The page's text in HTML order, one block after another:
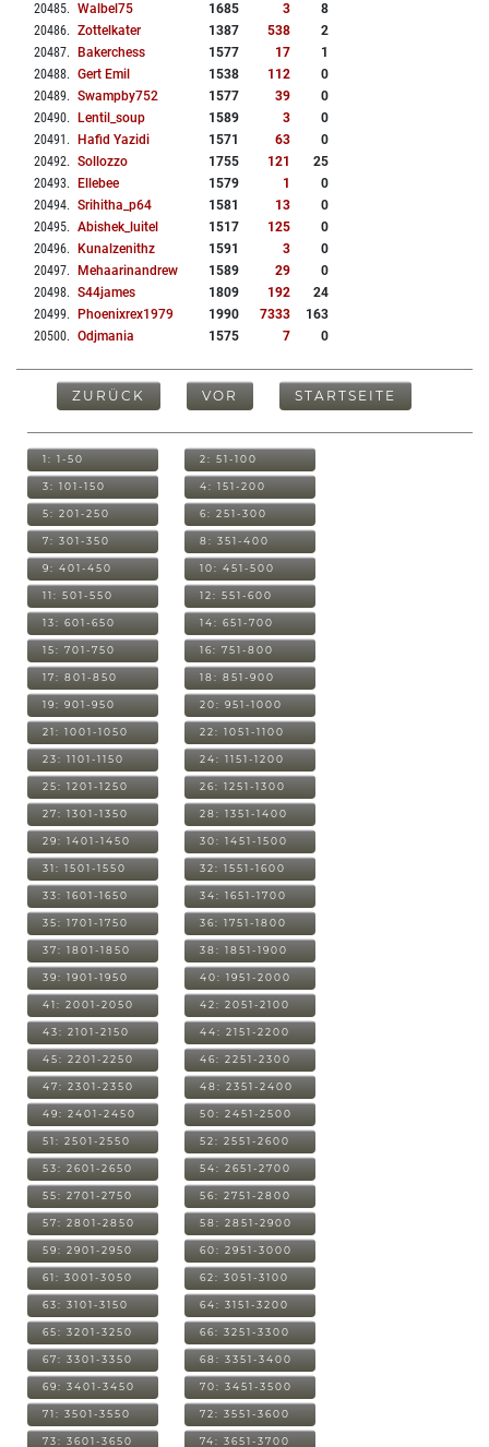
20485. Walbel75 1685 3
8
20486. Zottelkater 1387 538
2
20487. Bakerchess 1577 17
1
20488. Gert Emil 1538 112
0
20489. Swampby752 1577 39
0
20490. Lentil_soup 1589 3
0
20491 . Hafid Yazidi 1571 63
0
20492. Sollozzo 1755 121
25
20493. Ellebee 1579 1
0
20494. Srihitha_p64 1581 13
0
20495. Abishek_luitel 1517 125
0
20496. Kunalzenithz 1591 3
0
20497. Mehaarinandrew 1589 29
0
20498. S44james 1809 192
24
20499. Phoenixrex1979 1990 7333
163
20500. Odjmania 1575 7 0
ZURÜCK VOR STARTSEITE
1: 1-50 2: 51-100
3: 101-150 4: 151-200
5: 201-250 6: 251-300
7: 301-350 8: 351-400
9: 401-450 10: 451-500
11: 501-550 12: 551-600
13: 601-650 14: 651-700
15: 701-750 16: 751-800
17: 801-850 18: 851-900
19: 901-950 20: 951-1000
21: 1001-1050 22: 1051-1100
23: 1101-1150 24: 1151-1200
25: 1201-1250 26: 1251-1300
27: 1301-1350 28: 1351-1400
29: 1401-1450 30: 1451-1500
31: 1501-1550 32: 1551-1600
33: 1601-1650 34: 1651-1700
35: 1701-1750 36: 1751-1800
37: 1801-1850 38: 1851-1900
39: 1901-1950 40: 1951-2000
41: 2001-2050 42: 2051-2100
43: 2101-2150 44: 2151-2200
45: 2201-2250 46: 2251-2300
47: 2301-2350 48: 2351-2400
49: 2401-2450 50: 2451-2500
51: 2501-2550 52: 2551-2600
53: 2601-2650 54: 2651-2700
55: 2701-2750 56: 2751-2800
57: 2801-2850 58: 2851-2900
59: 2901-2950 60: 2951-3000
61: 3001-3050 62: 3051-3100
63: 3101-3150 64: 3151-3200
65: 3201-3250 66: 3251-3300
67: 3301-3350 68: 3351-3400
69: 3401-3450 70: 3451-3500
71: 3501-3550 72: 3551-3600
73: 3601-3650 74: 3651-3700